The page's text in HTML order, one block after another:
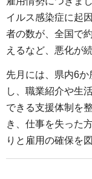
イルス感染症に起
者の数が、全国で
えるなど、悪化が
先月には、県内6
し、職業紹介や生
できる支援体制を
き、仕事を失った
りと雇用の確保を